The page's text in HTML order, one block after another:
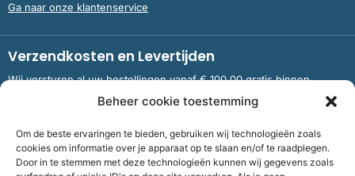
Beheer cookie toestemming
Om de beste ervaringen te bieden, gebruiken wij technologieën zoals
cookies om informatie over je apparaat op te slaan en/of te raadplegen.
Door in te stemmen met deze technologieën kunnen wij gegevens zoals
Ga naar onze klantenservice
Verzendkosten en Levertijden
Wij versturen al uw bestellingen vanaf € 100,00 gratis binnen
Nederland en België.
Meer informatie over verzendkosten en levertijden